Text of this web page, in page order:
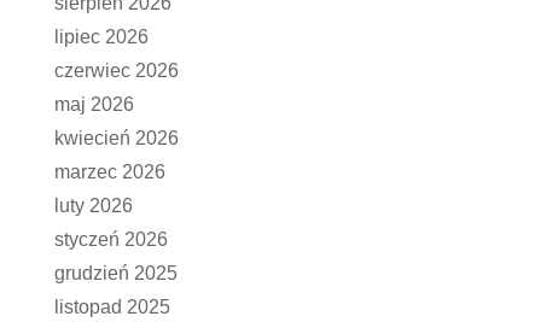
lipiec 2026
czerwiec 2026
maj 2026
kwiecień 2026
marzec 2026
luty 2026
styczeń 2026
grudzień 2025
listopad 2025